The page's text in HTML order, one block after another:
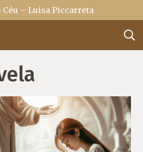
– Luisa Piccarreta